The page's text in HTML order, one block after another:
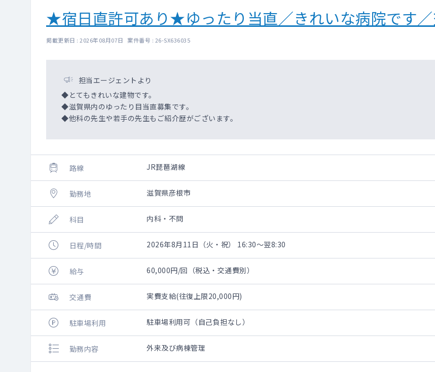
★宿日直許可あり★ゆったり当直／きれいな病院です
掲載更新日 : 2026年08月07日 案件番号 : 26-SX636035
担当エージェントより
◆とてもきれいな建物です。
◆滋賀県内のゆったり目当直募集です。
◆他科の先生や若手の先生もご紹介歴がございます。
路線 JR琵琶湖線
勤務地 滋賀県彦根市
科目 内科・不問
日程/時間 2026年8月11日（火・祝） 16:30～翌8:30
給与 60,000円/回（税込・交通費別）
交通費 実費支給(往復上限20,000円)
駐車場利用 駐車場利用可（自己負担なし）
勤務内容 外来及び病棟管理